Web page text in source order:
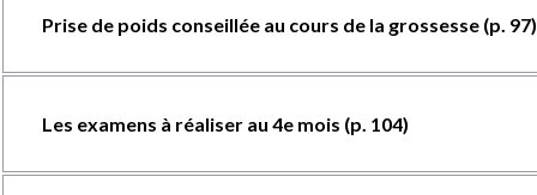
Prise de poids conseillée au cours de la grossesse (p. 97)
Les examens à réaliser au 4e mois (p. 104)